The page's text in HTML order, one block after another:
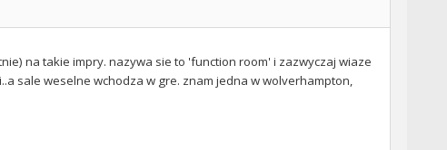
na takie impry. nazywa sie to 'function room' i zazwyczaj wiaze
sale weselne wchodza w gre. znam jedna w wolverhampton,